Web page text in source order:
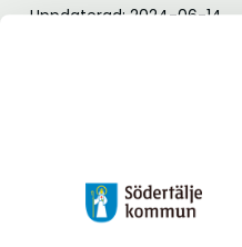
Uppdaterad: 2024-06-14
Blev du hjälpt av